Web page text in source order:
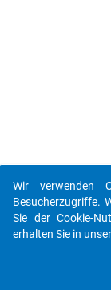
Wir verwenden
Besucherzugriffe.
Sie der Cookie-
erhalten Sie in